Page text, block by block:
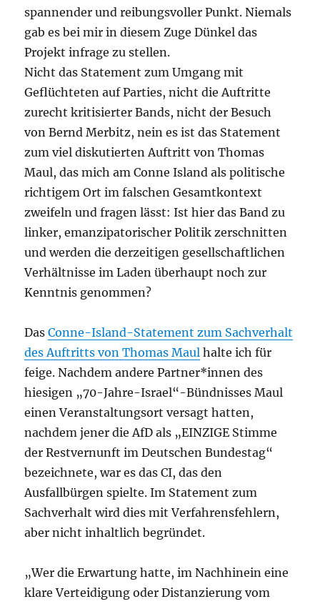
spannender und reibungsvoller Punkt. Niemals
gab es bei mir in diesem Zuge Dünkel das
Projekt infrage zu stellen.
Nicht das Statement zum Umgang mit
Geflüchteten auf Parties, nicht die Auftritte
zurecht kritisierter Bands, nicht der Besuch
von Bernd Merbitz, nein es ist das Statement
zum viel diskutierten Auftritt von Thomas
Maul, das mich am Conne Island als politische
richtigem Ort im falschen Gesamtkontext
zweifeln und fragen lässt: Ist hier das Band zu
linker, emanzipatorischer Politik zerschnitten
und werden die derzeitigen gesellschaftlichen
Verhältnisse im Laden überhaupt noch zur
Kenntnis genommen?
DasConne-Island-Statement zum Sachverhalt
des Auftritts von Thomas Maul halte ich für
feige. Nachdem andere Partner*innen des
hiesigen „70-Jahre-Israel“-Bündnisses Maul
einen Veranstaltungsort versagt hatten,
nachdem jener die AfD als „EINZIGE Stimme
der Restvernunft im Deutschen Bundestag“
bezeichnete, war es das CI, das den
Ausfallbürgen spielte. Im Statement zum
Sachverhalt wird dies mit Verfahrensfehlern,
aber nicht inhaltlich begründet.
„Wer die Erwartung hatte, im Nachhinein eine
klare Verteidigung oder Distanzierung vom